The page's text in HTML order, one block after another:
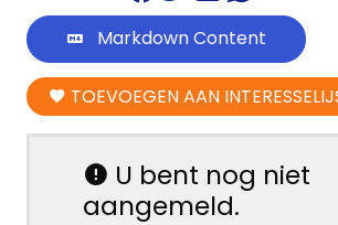
Markdown Content
TOEVOEGEN AAN
U bent nog niet
aangemeld.